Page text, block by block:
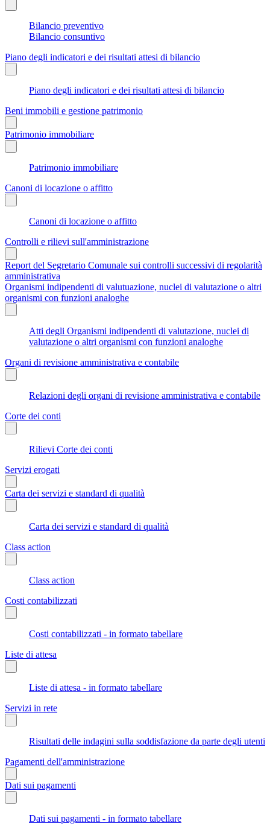
Bilancio preventivo
Bilancio consuntivo
Piano degli indicatori e dei risultati attesi di bilancio
Piano degli indicatori e dei risultati attesi di bilancio
Beni immobili e gestione patrimonio
Patrimonio immobiliare
Patrimonio immobiliare
Canoni di locazione o affitto
Canoni di locazione o affitto
Controlli e rilievi sull'amministrazione
Report del Segretario Comunale sui controlli successivi di regolarità
amministrativa
Organismi indipendenti di valutuazione, nuclei di valutazione o altri
organismi con funzioni analoghe
Atti degli Organismi indipendenti di valutazione, nuclei di
valutazione o altri organismi con funzioni analoghe
Organi di revisione amministrativa e contabile
Relazioni degli organi di revisione amministrativa e contabile
Corte dei conti
Rilievi Corte dei conti
Servizi erogati
Carta dei servizi e standard di qualità
Carta dei servizi e standard di qualità
Class action
Class action
Costi contabilizzati
Costi contabilizzati - in formato tabellare
Liste di attesa
Liste di attesa - in formato tabellare
Servizi in rete
Risultati delle indagini sulla soddisfazione da parte degli utenti
Pagamenti dell'amministrazione
Dati sui pagamenti
Dati sui pagamenti - in formato tabellare